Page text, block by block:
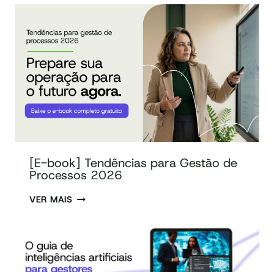
[E-book] Tendências para Gestão de
Processos 2026
VER MAIS